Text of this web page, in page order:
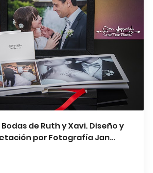
de Ruth y Xavi. Diseño y
por Fotografía Jan